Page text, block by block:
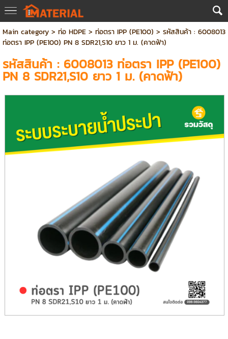
Main category> ท่อ HDPE> ท่อตรา IPP (PE100) > รหัสสินค้า : 6008013
ท่อตรา IPP (PE100) PN 8 SDR21,S10 ยาว 1 ม. (คาดฟ้า)
รหัสสินค้า : 6008013 ท่อตรา IPP (PE100)
PN 8 SDR21,S10 ยาว 1 ม. (คาดฟ้า)